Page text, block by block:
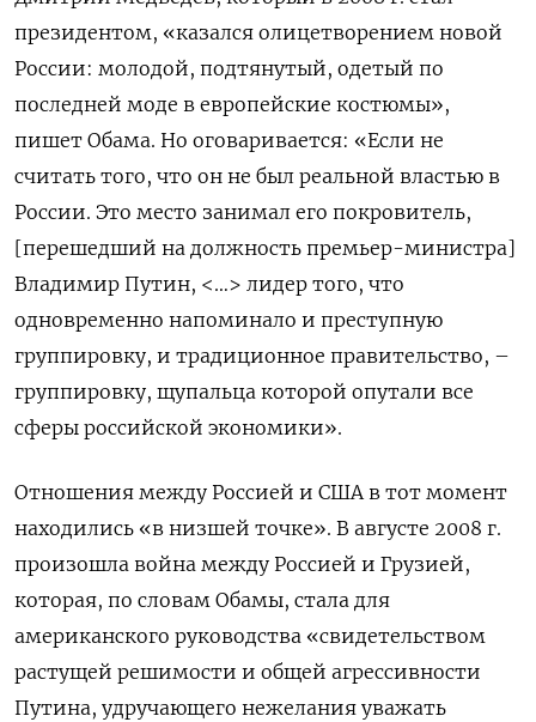
президентом, «казался олицетворением новой
России: молодой, подтянутый, одетый по
последней моде в европейские костюмы»,
пишет Обама. Но оговаривается: «Если не
считать того, что он не был реальной властью в
России. Это место занимал его покровитель,
[перешедший на должность премьер-министра]
Владимир Путин, <…> лидер того, что
одновременно напоминало и преступную
группировку, и традиционное правительство, –
группировку, щупальца которой опутали все
сферы российской экономики».
Отношения между Россией и США в тот момент
находились «в низшей точке». В августе 2008 г.
произошла война между Россией и Грузией,
которая, по словам Обамы, стала для
американского руководства «свидетельством
растущей решимости и общей агрессивности
Путина, удручающего нежелания уважать